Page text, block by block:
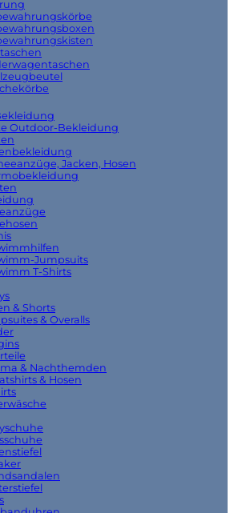
Outdoor-Bekleidung
Jacken, Hosen
Jumpsuits
T-Shirts
& Shorts
& Overalls
& Nachthemden
& Hosen